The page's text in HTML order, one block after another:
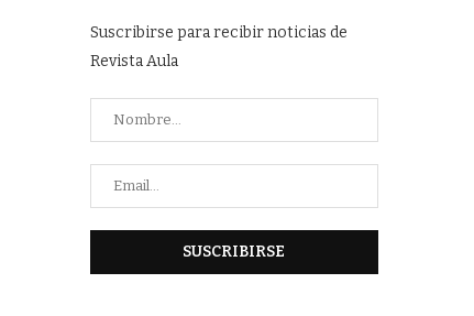
Suscribirse para recibir noticias de
Revista Aula